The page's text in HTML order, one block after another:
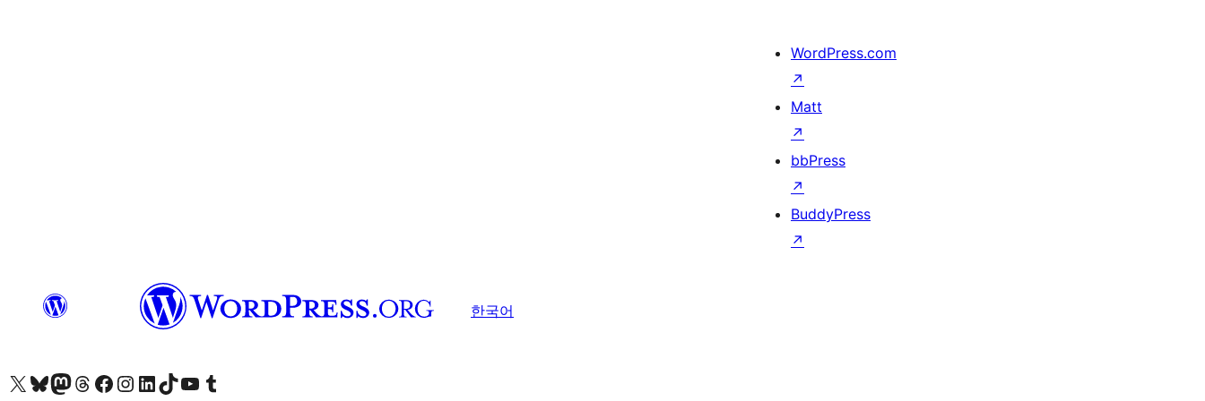
WordPress.com
↗
Matt
↗
bbPress
↗
BuddyPress
↗
한국어
X(이전 트위터) 계정 방문하기블루스카이 계정 방문하기마스토돈 계정 방문하기스레드 계정 방문하기 페이스북 페이지 방문하기인스타그램 계정 방문하기 LinkedIn 계정 방문하기틱톡 계정 방문하기유튜브 채널 방문하기 텀블러 계정 방문하기